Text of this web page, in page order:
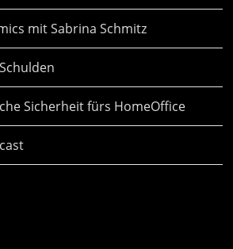
mit Sabrina Schmitz
Sicherheit fürs HomeOffice